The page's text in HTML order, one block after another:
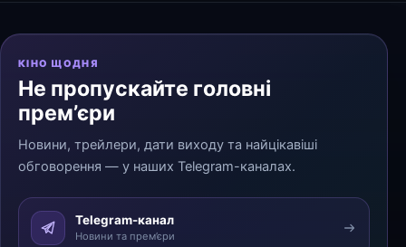
КІНО ЩОДНЯ
Не пропускайте головні
прем’єри
Новини, трейлери, дати виходу та найцікавіші
обговорення — у наших Telegram-каналах.
Telegram-канал
Новини та прем’єри